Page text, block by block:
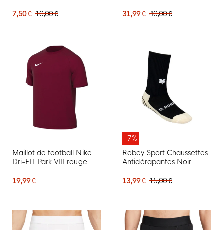
7,50 € 10,00 €
31,99 € 40,00 €
Maillot de football Nike
Dri-FIT Park VIII rouge
19,99 €
-7%
Robey Sport Chaussettes
Antidérapantes Noir
13,99 € 15,00 €